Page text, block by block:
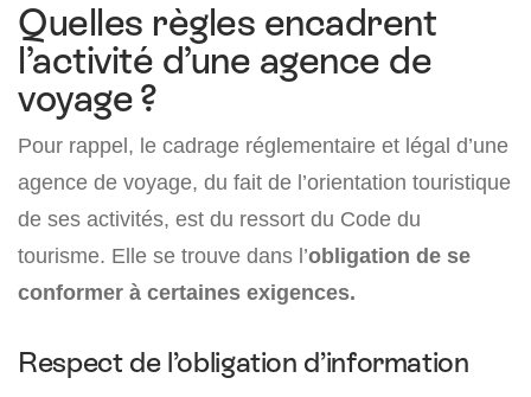
Quelles règles encadrent
l’activité d’une agence de
voyage ?
Pour rappel, le cadrage réglementaire et légal d’une
agence de voyage, du fait de l’orientation touristique
de ses activités, est du ressort du Code du
tourisme. Elle se trouve dans l’obligation de se
conformer à certaines exigences.
Respect de l’obligation d’information